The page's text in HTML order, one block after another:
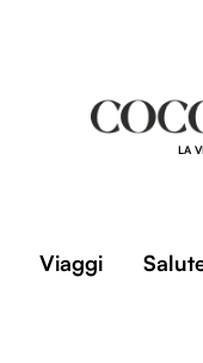
LA
Viaggi